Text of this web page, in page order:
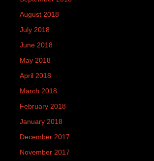
August 2018
July 2018
June 2018
May 2018
April 2018
March 2018
February 2018
January 2018
December 2017
November 2017